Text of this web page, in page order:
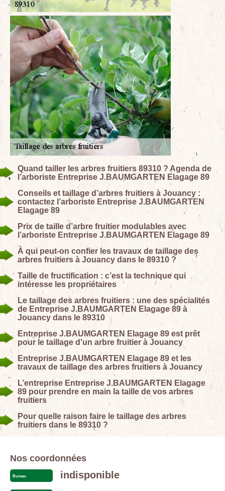
Quand tailler les arbres fruitiers 89310 ? Agenda de
l’arboriste Entreprise J.BAUMGARTEN Elagage 89
Conseils et taillage d’arbres fruitiers à Jouancy :
contactez l’arboriste Entreprise J.BAUMGARTEN
Elagage 89
Prix de taille d’arbre fruitier modulables avec
l’arboriste Entreprise J.BAUMGARTEN Elagage 89
À qui peut-on confier les travaux de taillage des
arbres fruitiers à Jouancy dans le 89310 ?
Taille de fructification : c’est la technique qui
intéresse les propriétaires
Le taillage des arbres fruitiers : une des spécialités
de Entreprise J.BAUMGARTEN Elagage 89 à
Jouancy dans le 89310
Entreprise J.BAUMGARTEN Elagage 89 est prêt
pour le taillage d'un arbre fruitier à Jouancy
Entreprise J.BAUMGARTEN Elagage 89 et les
travaux de taillage des arbres fruitiers à Jouancy
L’entreprise Entreprise J.BAUMGARTEN Elagage
89 pour prendre en main la taille de vos arbres
fruitiers
Pour quelle raison faire le taillage des arbres
fruitiers dans le 89310 ?
Nos coordonnées
Bureau indisponible